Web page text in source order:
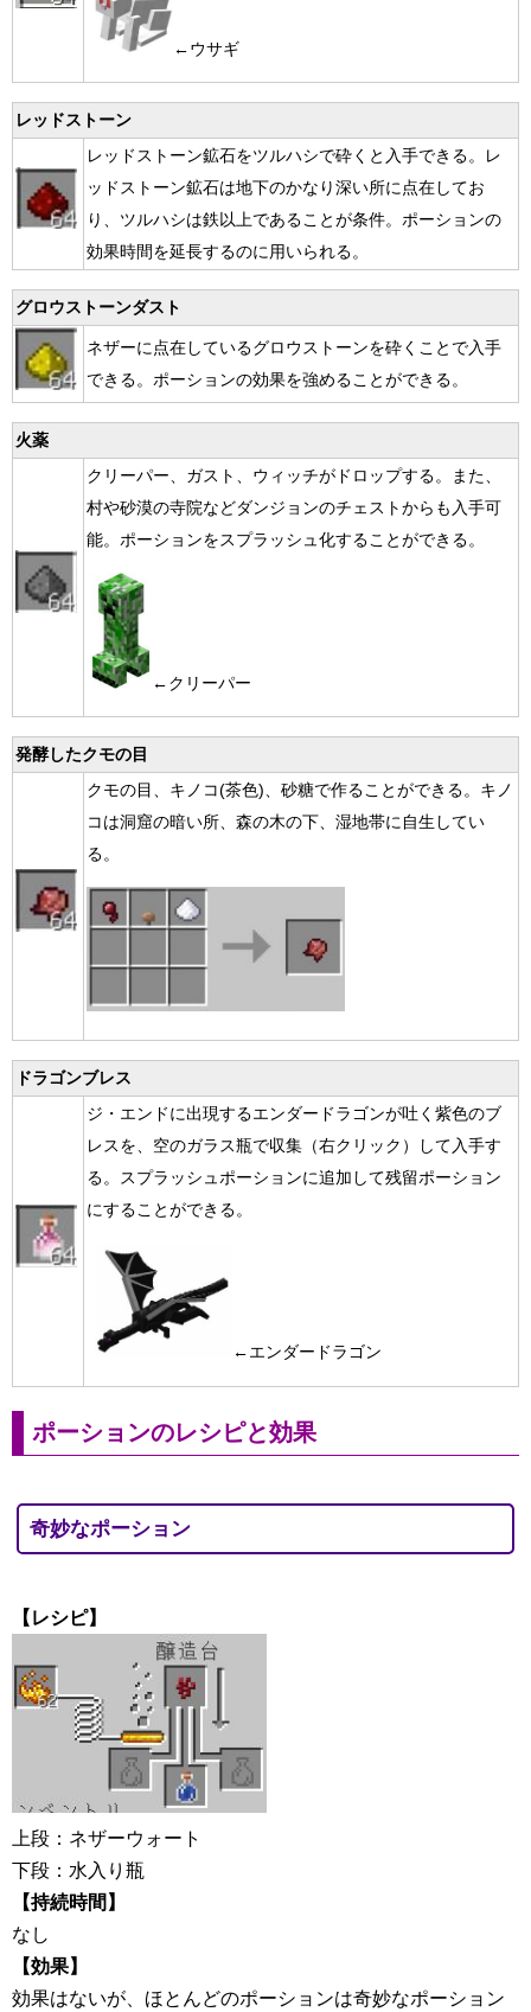
←ウサギ
レッドストーン
レッドストーン鉱石をツルハシで砕くと入手できる。レ
ッドストーン鉱石は地下のかなり深い所に点在してお
り、ツルハシは鉄以上であることが条件。ポーションの
効果時間を延長するのに用いられる。
グロウストーンダスト
ネザーに点在しているグロウストーンを砕くことで入手
できる。ポーションの効果を強めることができる。
火薬
クリーパー、ガスト、ウィッチがドロップする。また、
村や砂漠の寺院などダンジョンのチェストからも入手可
能。ポーションをスプラッシュ化することができる。
←クリーパー
発酵したクモの目
クモの目、キノコ(茶色)、砂糖で作ることができる。キノ
コは洞窟の暗い所、森の木の下、湿地帯に自生してい
る。
ドラゴンブレス
ジ・エンドに出現するエンダードラゴンが吐く紫色のブ
レスを、空のガラス瓶で収集（右クリック）して入手す
る。スプラッシュポーションに追加して残留ポーション
にすることができる。
←エンダードラゴン
ポーションのレシピと効果
奇妙なポーション
【レシピ】
上段：ネザーウォート
下段：水入り瓶
【持続時間】
なし
【効果】
効果はないが、ほとんどのポーションは奇妙なポーション